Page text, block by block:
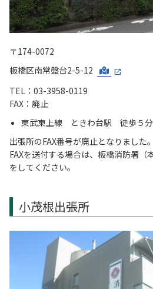
〒174-0072
板橋区南常盤台2-5-12
TEL：03-3958-0119
FAX：廃止
東武東上線 ときわ台駅 徒歩５分
出張所のFAX番号が廃止となりました。
FAXを送付する場合は、板橋消防署
をしてください。
小茂根出張所